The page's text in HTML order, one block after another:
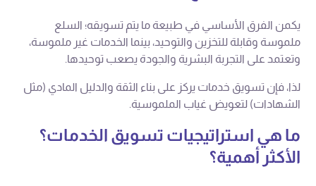
يكمن الفرق الأساسي في طبيعة ما يتم تسويقه؛ السلع
ملموسة وقابلة للتخزين والتوحيد، بينما الخدمات غير ملموسة،
وتعتمد على التجربة البشرية والجودة يصعب توحيدها.
لذا، فإن تسويق خدمات يركز على بناء الثقة والدليل المادي (مثل
الشهادات) لتعويض غياب الملموسية.
ما هي استراتيجيات تسويق الخدمات؟
الأكثر أهمية؟